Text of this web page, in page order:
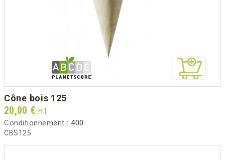
cône bois 125
Prix
20,00 € HT
Conditionnement : 400
CBS125